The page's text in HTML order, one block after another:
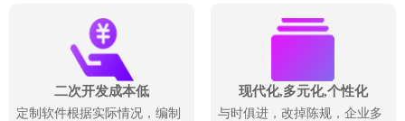
二次开发成本低
定制软件根据实际情况，编制
现代化,多元化,个性化
与时俱进，改掉陈规，企业多